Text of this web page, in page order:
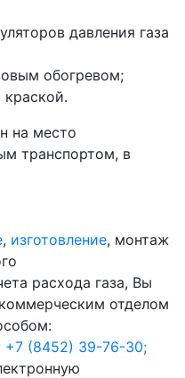
давления газа
обогревом;
на место
транспортом, в
, изготовление, монтаж
расхода газа, Вы
отделом
+7 (8452) 39-76-30;